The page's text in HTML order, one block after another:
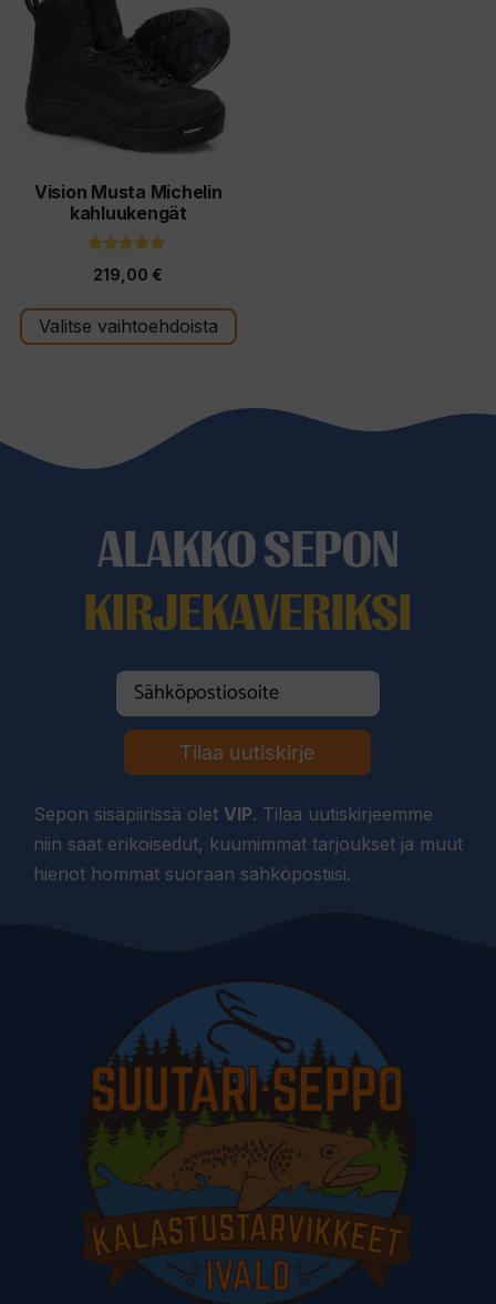
Vision Musta Michelin
kahluukengät
5:stä
219,00 €
Valitse vaihtoehdoista
on
useampi
muunnelma.
Voit
tehdä
tuotteen
sivulla.
ALAKKO SEPON
KIRJEKAVERIKSI
Tilaa uutiskirje
Sepon sisäpiirissä olet VIP. Tilaa uutiskirjeemme
niin saat erikoisedut, kuumimmat tarjoukset ja muut
hienot hommat suoraan sähköpostiisi.